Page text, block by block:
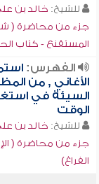
للشيخ: خالد بن
جزء من محاضرة (
المستقنع - كتاب
الفهرس:
الأغاني , من
السيئة في
الوقت
للشيخ: خالد بن
جزء من محاضرة (
الفراغ)